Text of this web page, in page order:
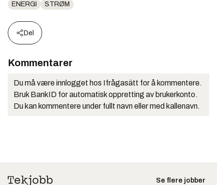
ENERGI STRØM
Del
Kommentarer
Du må være innlogget hos Ifrågasätt for å kommentere.
Bruk BankID for automatisk oppretting av brukerkonto.
Du kan kommentere under fullt navn eller med kallenavn.
Se flere jobber